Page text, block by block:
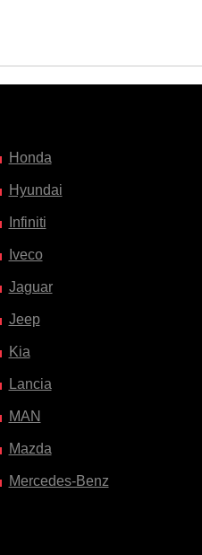
Honda
Hyundai
Infiniti
Iveco
Jaguar
Jeep
Kia
Lancia
MAN
Mazda
Mercedes-Benz